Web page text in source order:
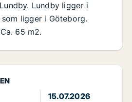
15.07.2026
Lundby ligger i
som ligger i Göteborg.
65 m2.